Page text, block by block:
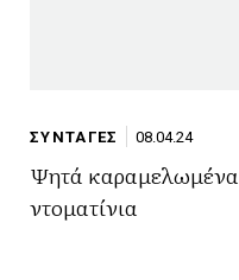
ΣΥΝΤΑΓΕΣ 08.04.24
Ψητά καραμελωμένα
ντοματίνια